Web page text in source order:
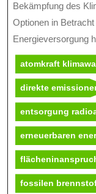
Bekämpfung des
Optionen in
Energieversorgung
atomkraft
direkte
entsorgung
erneuerbaren
fossilen